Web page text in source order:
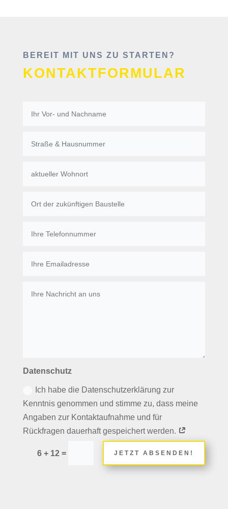
BEREIT MIT UNS ZU STARTEN?
KONTAKTFORMULAR
Datenschutz
Ich habe die Datenschutzerklärung zur
Kenntnis genommen und stimme zu, dass meine
Angaben zur Kontaktaufnahme und für
Rückfragen dauerhaft gespeichert werden.
6 + 12 = JETZT ABSENDEN!